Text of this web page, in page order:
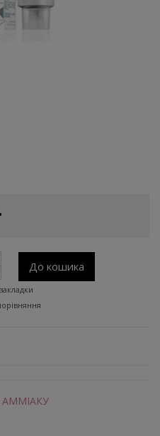
До кошика
АММІАКУ